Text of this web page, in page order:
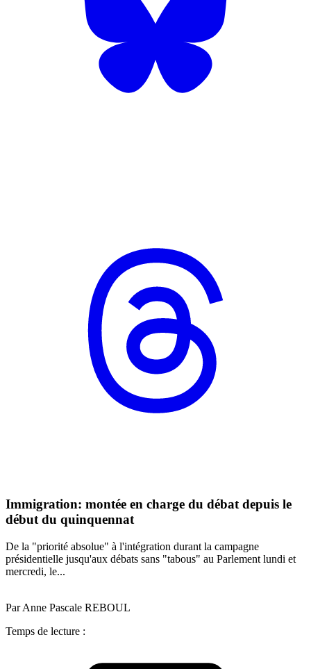
Immigration: montée en charge du débat depuis le
début du quinquennat
De la "priorité absolue" à l'intégration durant la campagne
présidentielle jusqu'aux débats sans "tabous" au Parlement lundi et
mercredi, le...
Par Anne Pascale REBOUL
Temps de lecture :